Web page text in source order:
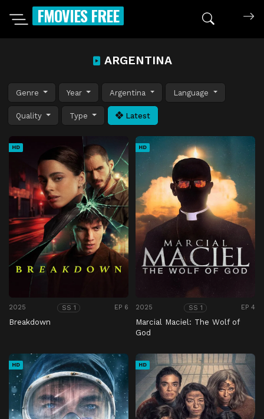
FMOVIES FREE
ARGENTINA
Genre Year Argentina Language
Quality Type Latest
HD
2025 SS 1 EP 6
Breakdown
HD
2025 SS 1 EP 4
Marcial Maciel: The Wolf of
God
HD HD